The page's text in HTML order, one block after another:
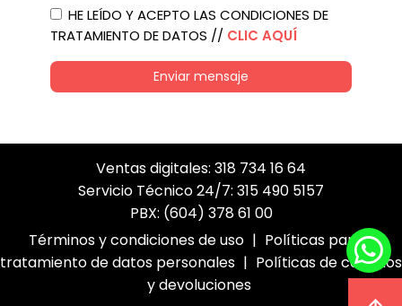
HE LEÍDO Y ACEPTO LAS CONDICIONES DE
TRATAMIENTO DE DATOS // CLIC AQUÍ
Enviar mensaje
Ventas digitales: 318 734 16 64
Servicio Técnico 24/7: 315 490 5157
PBX: (604) 378 61 00
Términos y condiciones de uso | Políticas para el
tratamiento de datos personales | Políticas de cambios
y devoluciones